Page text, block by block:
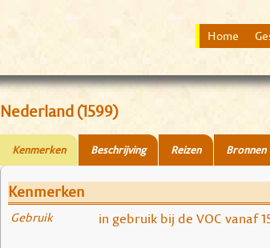
Home
Nederland (1599)
Kenmerken Beschrijving Reizen Bronnen
Kenmerken
Gebruik in gebruik bij de VOC vanaf